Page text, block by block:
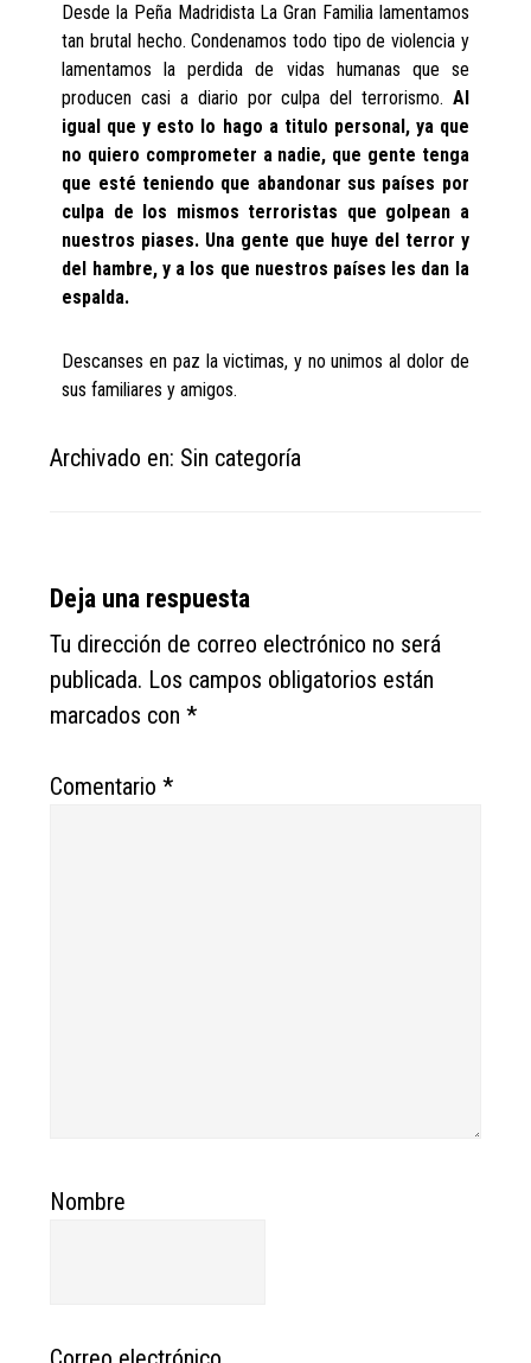
Desde la Peña Madridista La Gran Familia lamentamos
tan brutal hecho. Condenamos todo tipo de violencia y
lamentamos la perdida de vidas humanas que se
producen casi a diario por culpa del terrorismo. Al
igual que y esto lo hago a titulo personal, ya que
no quiero comprometer a nadie, que gente tenga
que esté teniendo que abandonar sus países por
culpa de los mismos terroristas que golpean a
nuestros piases. Una gente que huye del terror y
del hambre, y a los que nuestros países les dan la
espalda.
Descanses en paz la victimas, y no unimos al dolor de
sus familiares y amigos.
Archivado en: Sin categoría
Reader
Interactions
Deja una respuesta
Tu dirección de correo electrónico no será
publicada. Los campos obligatorios están
marcados con*
Comentario*
Nombre